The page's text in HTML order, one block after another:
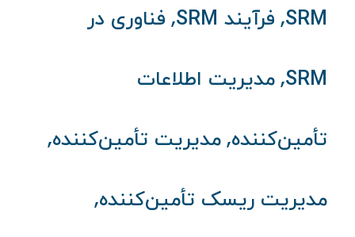
SRM
, فرآیند SRM , فناوری در
SRM
, مدیریت اطلاعات
تأمین‌کننده, مدیریت تأمین‌کننده,
مدیریت ریسک تأمین‌کننده,